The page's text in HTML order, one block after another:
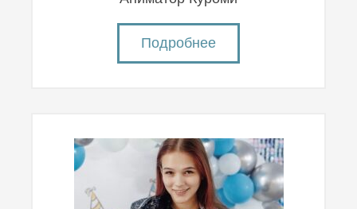
Подробнее